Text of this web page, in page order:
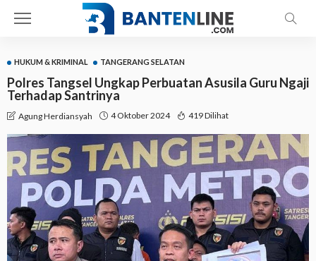
HUKUM & KRIMINAL TANGERANG SELATAN
Polres Tangsel Ungkap Perbuatan Asusila Guru Ngaji
Terhadap Santrinya
Agung Herdiansyah 4 Oktober 2024 419 Dilihat